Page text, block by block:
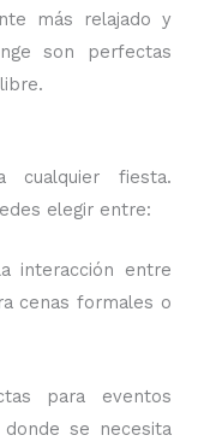
más relajado y
son perfectas
fiesta.
elegir entre:
interacción entre
cenas formales o
para eventos
se necesita